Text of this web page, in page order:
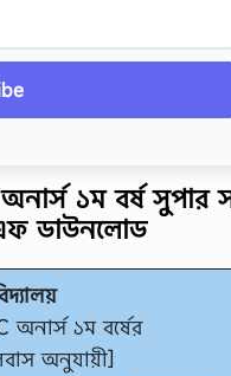
১ম বর্ষ সুপার
ডাউনলোড
১ম বর্ষের
অনুযায়ী]